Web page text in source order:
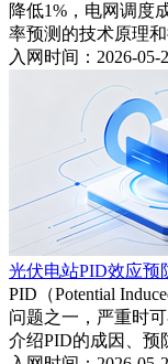
降低1%，电网调度
率预测的技术原理
入网时间：2026-05-
光伏电站PID效应预
PID（Potential
问题之一，严重时
介绍PID的成因、预